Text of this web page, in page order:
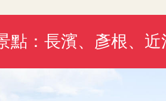
點：長濱、彥根、